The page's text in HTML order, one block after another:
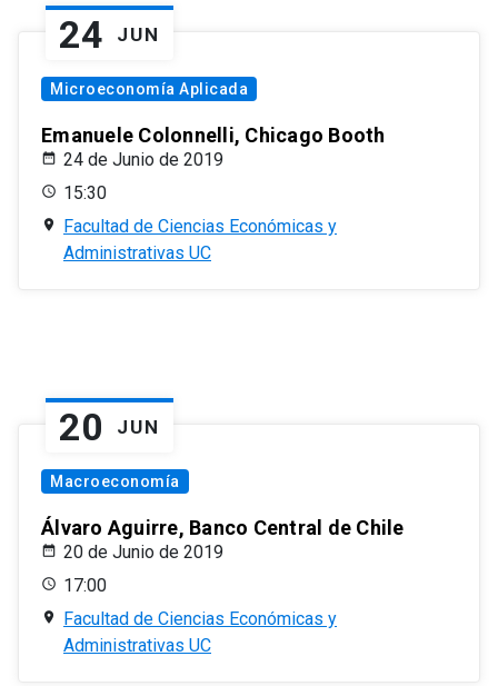
24 JUN
Microeconomía Aplicada
Emanuele Colonnelli, Chicago Booth
24 de Junio de 2019
15:30
Facultad de Ciencias Económicas y
Administrativas UC
20 JUN
Macroeconomía
Álvaro Aguirre, Banco Central de Chile
20 de Junio de 2019
17:00
Facultad de Ciencias Económicas y
Administrativas UC